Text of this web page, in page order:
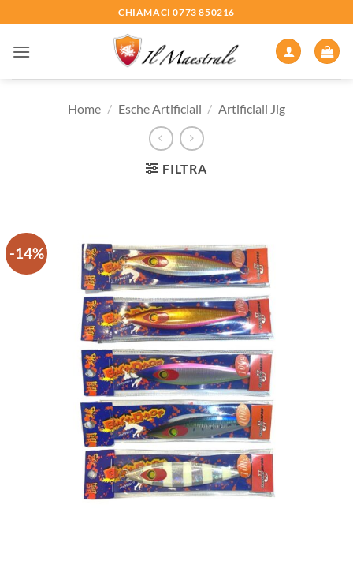
ai
contenuti
CHIAMACI 0773 850216
Home / Esche Artificiali / Artificiali Jig
FILTRA
-14%